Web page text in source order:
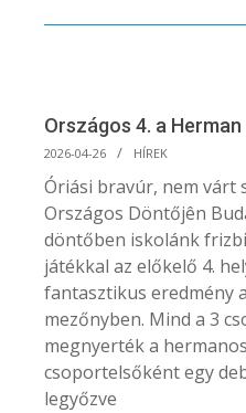
Országos 4. a
2026-
04-
26
2026-04-26 HÍREK
Óriási bravúr, nem várt
Országos Döntőjên
döntőben iskolánk
játékkal az előkelő 4.
fantasztikus eredmény
mezőnyben. Mind a 3
megnyerték a
csoportelsőként egy
legyőzve